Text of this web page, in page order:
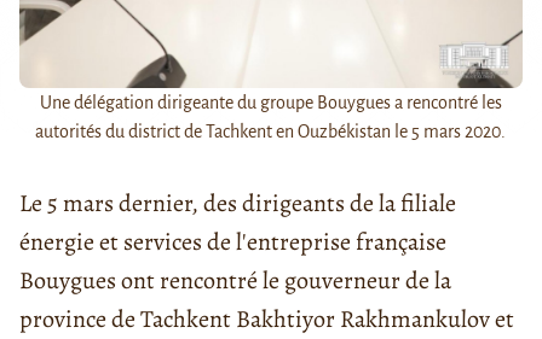
Une délégation dirigeante du groupe Bouygues a rencontré les
autorités du district de Tachkent en Ouzbékistan le 5 mars 2020.
Le 5 mars dernier, des dirigeants de la filiale
énergie et services de l'entreprise française
Bouygues ont rencontré le gouverneur de la
province de Tachkent Bakhtiyor Rakhmankulov et